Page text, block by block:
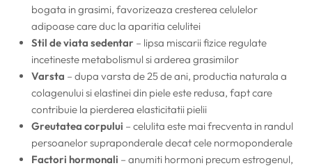
bogata in grasimi, favorizeaza cresterea celulelor
adipoase care duc la aparitia celulitei
Stil de viata sedentar – lipsa miscarii fizice regulate
incetineste metabolismul si arderea grasimilor
Varsta – dupa varsta de 25 de ani, productia naturala a
colagenului si elastinei din piele este redusa, fapt care
contribuie la pierderea elasticitatii pielii
Greutatea corpului – celulita este mai frecventa in randul
persoanelor supraponderale decat cele normoponderale
Factori hormonali – anumiti hormoni precum estrogenul,